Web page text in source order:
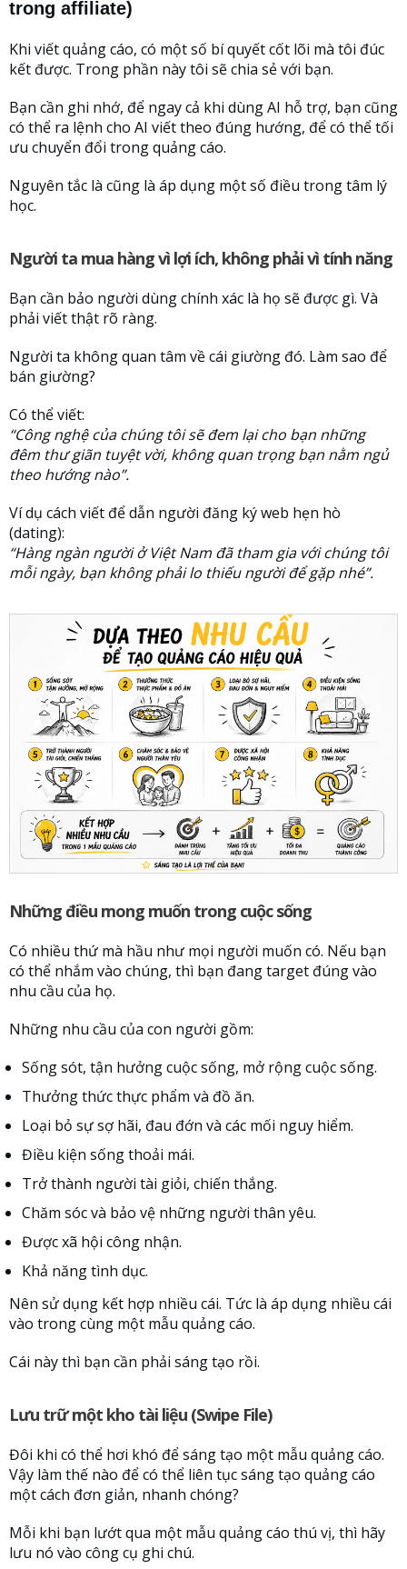
trong affiliate)
Khi viết quảng cáo, có một số bí quyết cốt lõi mà tôi đúc
kết được. Trong phần này tôi sẽ chia sẻ với bạn.
Bạn cần ghi nhớ, để ngay cả khi dùng AI hỗ trợ, bạn cũng
có thể ra lệnh cho AI viết theo đúng hướng, để có thể tối
ưu chuyển đổi trong quảng cáo.
Nguyên tắc là cũng là áp dụng một số điều trong tâm lý
học.
Người ta mua hàng vì lợi ích, không phải vì tính năng
Bạn cần bảo người dùng chính xác là họ sẽ được gì. Và
phải viết thật rõ ràng.
Người ta không quan tâm về cái giường đó. Làm sao để
bán giường?
Có thể viết:
“Công nghệ của chúng tôi sẽ đem lại cho bạn những
đêm thư giãn tuyệt vời, không quan trọng bạn nằm ngủ
theo hướng nào”.
Ví dụ cách viết để dẫn người đăng ký web hẹn hò
(dating):
“Hàng ngàn người ở Việt Nam đã tham gia với chúng tôi
mỗi ngày, bạn không phải lo thiếu người để gặp nhé”.
Những điều mong muốn trong cuộc sống
Có nhiều thứ mà hầu như mọi người muốn có. Nếu bạn
có thể nhắm vào chúng, thì bạn đang target đúng vào
nhu cầu của họ.
Những nhu cầu của con người gồm:
Sống sót, tận hưởng cuộc sống, mở rộng cuộc sống.
Thưởng thức thực phẩm và đồ ăn.
Loại bỏ sự sợ hãi, đau đớn và các mối nguy hiểm.
Điều kiện sống thoải mái.
Trở thành người tài giỏi, chiến thắng.
Chăm sóc và bảo vệ những người thân yêu.
Được xã hội công nhận.
Khả năng tình dục.
Nên sử dụng kết hợp nhiều cái. Tức là áp dụng nhiều cái
vào trong cùng một mẫu quảng cáo.
Cái này thì bạn cần phải sáng tạo rồi.
Lưu trữ một kho tài liệu (Swipe File)
Đôi khi có thể hơi khó để sáng tạo một mẫu quảng cáo.
Vậy làm thế nào để có thể liên tục sáng tạo quảng cáo
một cách đơn giản, nhanh chóng?
Mỗi khi bạn lướt qua một mẫu quảng cáo thú vị, thì hãy
lưu nó vào công cụ ghi chú.